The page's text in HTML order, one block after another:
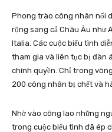
Phong trào công nhân nổi
rộng sang cả Châu Âu như
Italia. Các cuộc biểu tình
tham gia và liên tục bị đàn
chính quyền. Chỉ trong
200 công nhân bị chết và
Nhờ vào công lao những
trong cuộc biểu tình đã ép